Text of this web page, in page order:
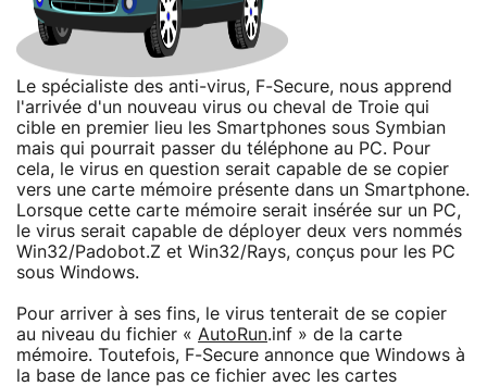
Le spécialiste des anti-virus, F-Secure, nous apprend
l'arrivée d'un nouveau virus ou cheval de Troie qui
cible en premier lieu les Smartphones sous Symbian
mais qui pourrait passer du téléphone au PC. Pour
cela, le virus en question serait capable de se copier
vers une carte mémoire présente dans un Smartphone.
Lorsque cette carte mémoire serait insérée sur un PC,
le virus serait capable de déployer deux vers nommés
Win32/Padobot.Z et Win32/Rays, conçus pour les PC
sous Windows.
Pour arriver à ses fins, le virus tenterait de se copier
au niveau du fichier « AutoRun.inf » de la carte
mémoire. Toutefois, F-Secure annonce que Windows à
la base de lance pas ce fichier avec les cartes